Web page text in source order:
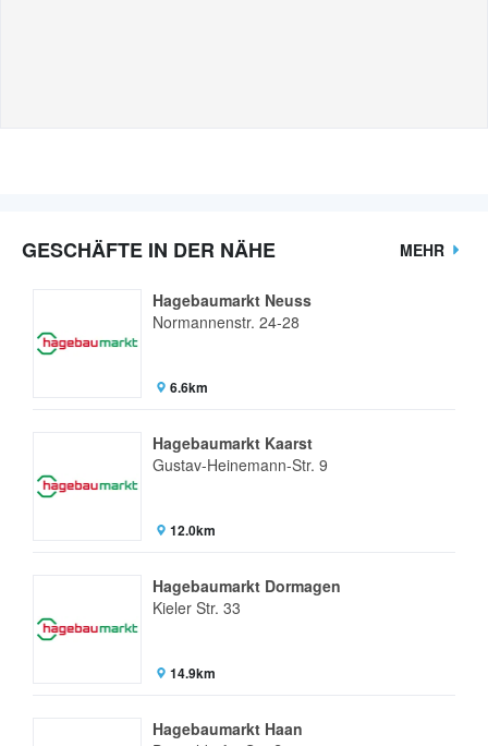
GESCHÄFTE IN DER NÄHE MEHR
Hagebaumarkt Neuss
Normannenstr. 24-28
6.6km
Hagebaumarkt Kaarst
Gustav-Heinemann-Str. 9
12.0km
Hagebaumarkt Dormagen
Kieler Str. 33
14.9km
Hagebaumarkt Haan